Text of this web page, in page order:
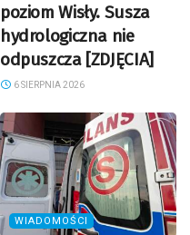
poziom Wisły. Susza
hydrologiczna nie
odpuszcza [ZDJĘCIA]
6 SIERPNIA 2026
WIADOMOŚCI